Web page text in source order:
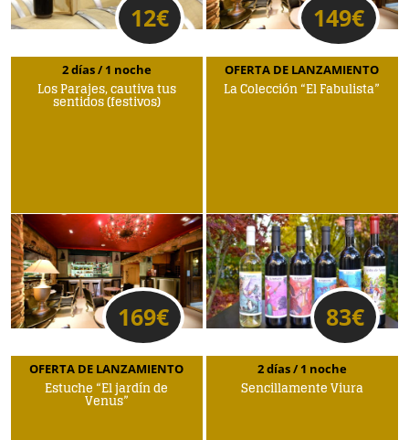
12€ 149€
2 días / 1 noche
Los Parajes, cautiva tus
sentidos (festivos)
169€
OFERTA DE LANZAMIENTO
La Colección “El Fabulista”
83€
OFERTA DE LANZAMIENTO
Estuche “El jardín de
Venus”
2 días / 1 noche
Sencillamente Viura